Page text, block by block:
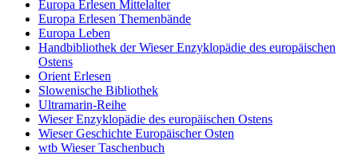
Europa Erlesen Mittelalter
Europa Erlesen Themenbände
Europa Leben
Handbibliothek der Wieser Enzyklopädie des europäischen
Ostens
Orient Erlesen
Slowenische Bibliothek
Ultramarin-Reihe
Wieser Enzyklopädie des europäischen Ostens
Wieser Geschichte Europäischer Osten
wtb Wieser Taschenbuch